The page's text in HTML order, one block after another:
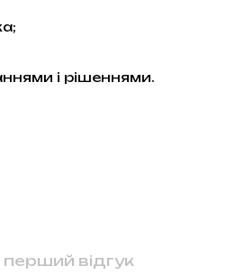
і рішеннями.
відгук